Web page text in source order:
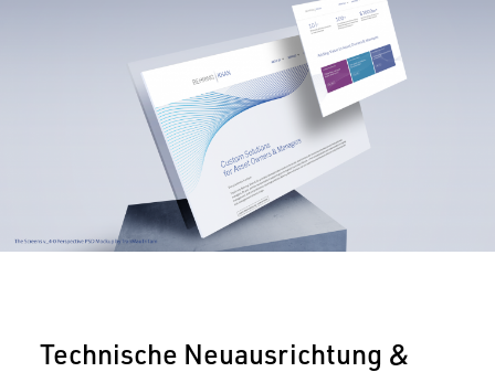
Technische Neuausrichtung &